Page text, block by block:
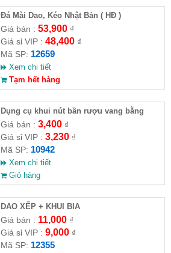
Đá Mài Dao, Kéo Nhật Bản ( HĐ )
Giá bán : 53,900₫
Giá sỉ VIP : 48,400₫
Mã SP: 12659
Xem chi tiết
Tạm hết hàng
Dụng cụ khui nút bần rượu vang bằng
nhựa
Giá bán : 3,400₫
Giá sỉ VIP : 3,230₫
Mã SP: 10942
Xem chi tiết
Giỏ hàng
DAO XẾP + KHUI BIA
Giá bán : 11,000₫
Giá sỉ VIP : 9,000₫
Mã SP: 12355